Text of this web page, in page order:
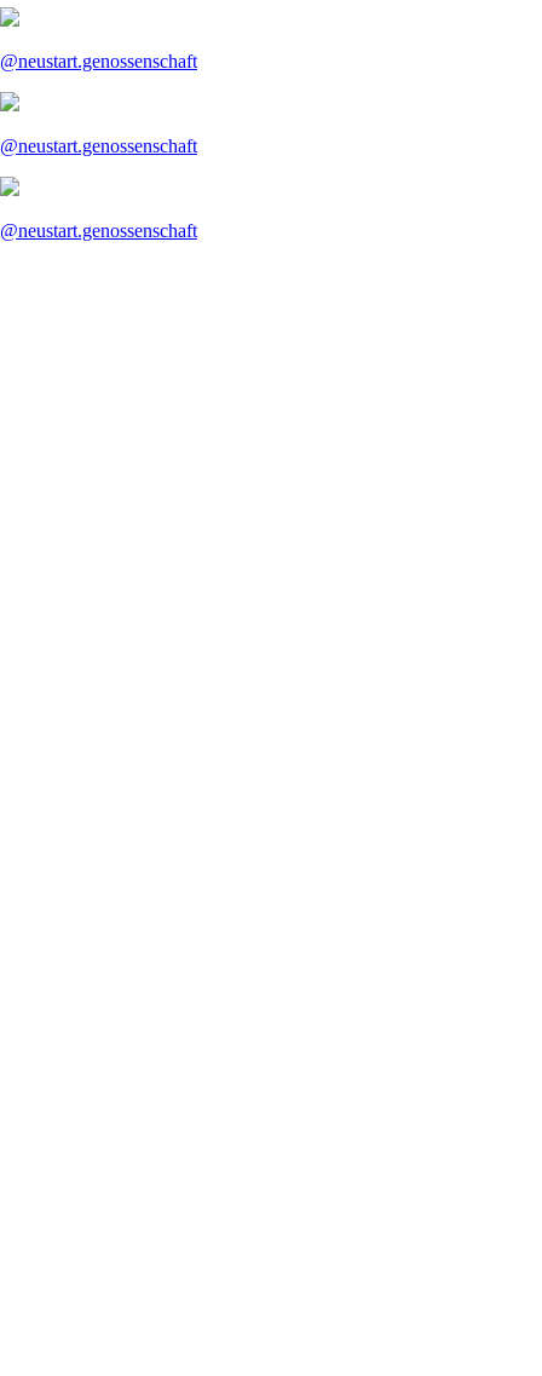
@neustart.genossenschaft
@neustart.genossenschaft
@neustart.genossenschaft